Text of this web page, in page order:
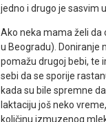
jedno i drugo je sasvim
Ako neka mama želi da
u Beogradu). Doniranje
pomažu drugoj bebi, te
sebi da se sporije
kada su bile spremne
laktaciju još neko
količinu izmuzenog